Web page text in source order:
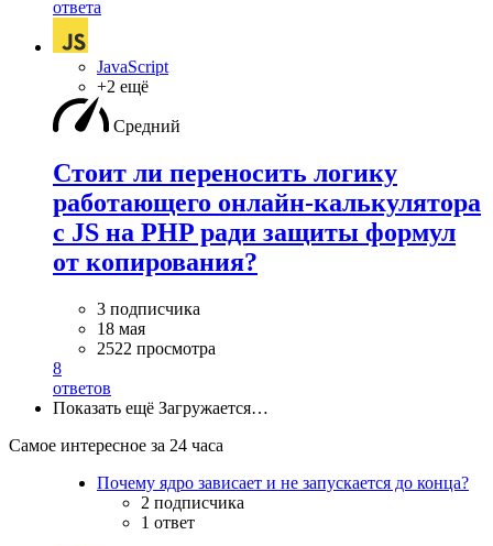
ответа
JavaScript
+2 ещё
Средний
Стоит ли переносить логику
работающего онлайн-калькулятора
с JS на PHP ради защиты формул
от копирования?
3 подписчика
18 мая
2522 просмотра
8
ответов
Показать ещё Загружается…
Самое интересное за 24 часа
Почему ядро зависает и не запускается до конца?
2 подписчика
1 ответ